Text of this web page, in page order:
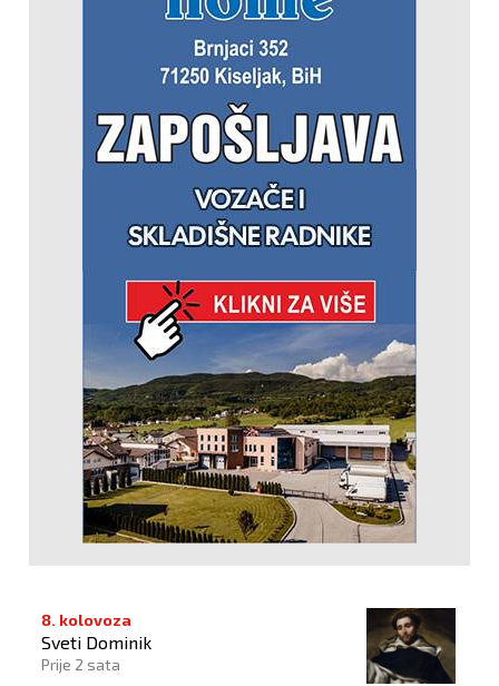
8. kolovoza
Sveti Dominik
Prije 2 sata